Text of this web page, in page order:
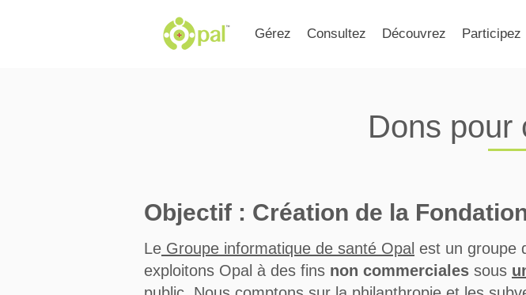
Gérez Consultez Découvrez Participez
Dons pour
Objectif : Création de la
Le Groupe informatique de santé Opal est un groupe
exploitons Opal à des fins non commerciales sous